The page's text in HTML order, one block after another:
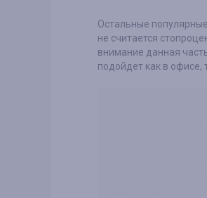
Остальные
не считается
внимание данная
подойдет как в офисе,